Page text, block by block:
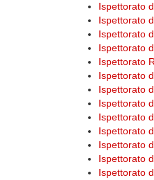
Ispettorato
Ispettorato
Ispettorato
Ispettorato
Ispettorato
Ispettorato
Ispettorato
Ispettorato
Ispettorato
Ispettorato
Ispettorato
Ispettorato
Ispettorato